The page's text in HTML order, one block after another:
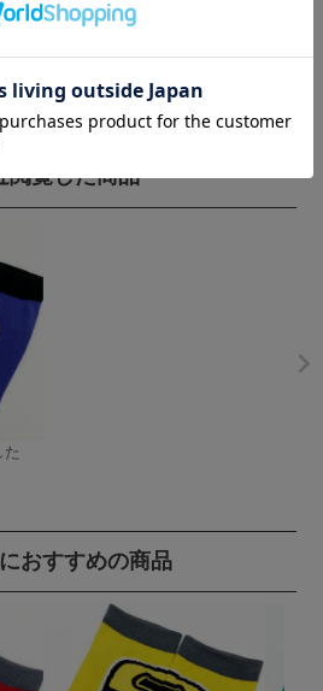
閲覧した商品
おすすめの商品